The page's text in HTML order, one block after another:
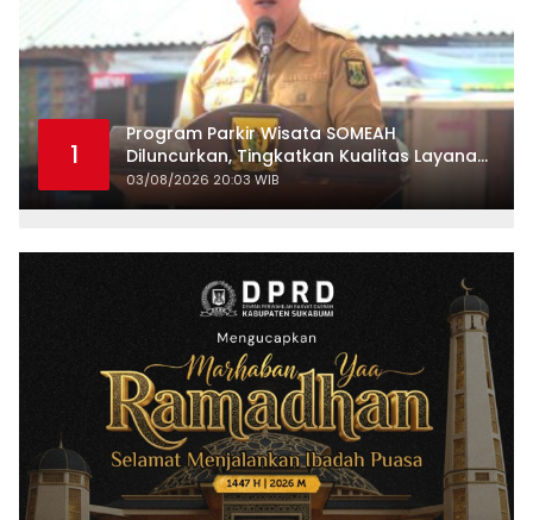
1
Program Parkir Wisata SOMEAH
Diluncurkan, Tingkatkan Kualitas Layanan
Kepariwisataan
03/08/2026 20:03 WIB